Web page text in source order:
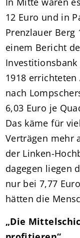
12 Euro und in
Prenzlauer Berg
einem Bericht
1918
nach
6,03 Euro je
Das käme für
Verträgen mehr
der Linken-
dagegen liegen
nur bei 7,77
hätten die
„Die